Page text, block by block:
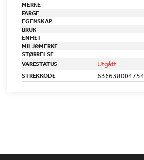
MERKE
FARGE
EGENSKAP
BRUK
ENHET
MILJØMERKE
STØRRELSE
VARESTATUS
Utgått
STREKKODE 636638004754